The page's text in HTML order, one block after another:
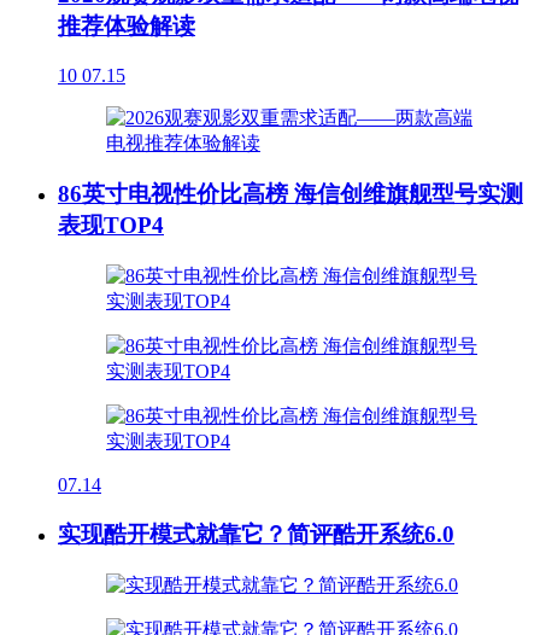
推荐体验解读
10 07.15
86英寸电视性价比高榜 海信创维旗舰型号实测
表现TOP4
07.14
实现酷开模式就靠它？简评酷开系统6.0